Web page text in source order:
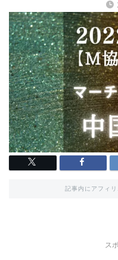
記事内にアフィ
ス